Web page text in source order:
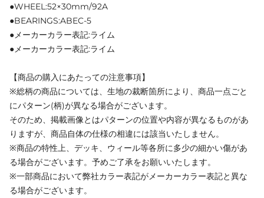
●WHEEL:52×30mm/92A
●BEARINGS:ABEC-5
●メーカーカラー表記:ライム
●メーカーカラー表記:ライム
【商品の購入にあたっての注意事項】
※総柄の商品については、生地の裁断箇所により、商品一点ごと
にパターン(柄)が異なる場合がございます。
そのため、掲載画像とはパターンの位置や内容が異なるものがあ
りますが、商品自体の仕様の相違には該当いたしません。
※商品の特性上、デッキ、ウィール等各所に多少の細かい傷があ
る場合がございます。予めご了承をお願いいたします。
※一部商品において弊社カラー表記がメーカーカラー表記と異な
る場合がございます。